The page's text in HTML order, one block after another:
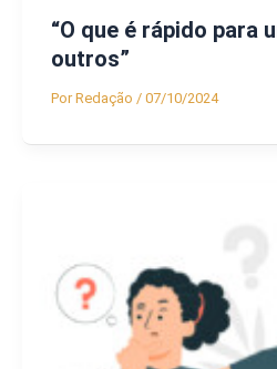
“O que é rápido para
outros”
PorRedação / 07/10/2024